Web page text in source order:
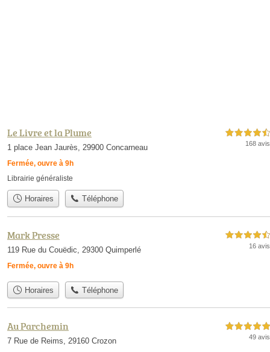
Le Livre et la Plume
1 place Jean Jaurès, 29900 Concarneau
Fermée, ouvre à 9h
4,5 étoiles sur 5
168 avis
Librairie généraliste
Horaires Téléphone
Mark Presse
119 Rue du Couëdic, 29300 Quimperlé
Fermée, ouvre à 9h
4,5 étoiles sur 5
16 avis
Horaires Téléphone
Au Parchemin
7 Rue de Reims, 29160 Crozon
5,0 étoiles sur 5
49 avis